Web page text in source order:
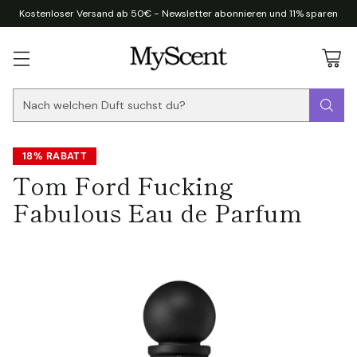
Nach welchen Duft suchst du?
Kostenloser Versand ab 50€ - Newsletter abonnieren und 11% sparen
18% RABATT
Tom Ford Fucking
Fabulous Eau de Parfum